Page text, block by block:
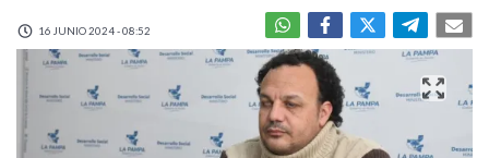
16 JUNIO 2024 - 08:52